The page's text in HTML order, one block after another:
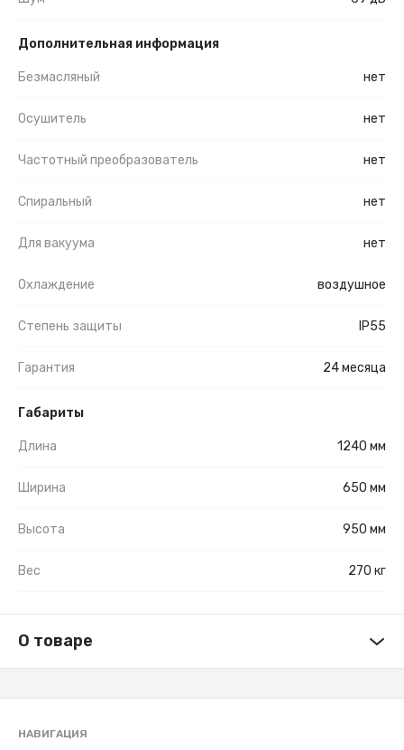
Дополнительная информация
Безмасляный нет
Осушитель нет
Частотный преобразователь нет
Спиральный нет
Для вакуума нет
Охлаждение воздушное
Степень защиты IP55
Гарантия 24 месяца
Габариты
Длина 1240 мм
Ширина 650 мм
Высота 950 мм
Вес 270 кг
О товаре
НАВИГАЦИЯ